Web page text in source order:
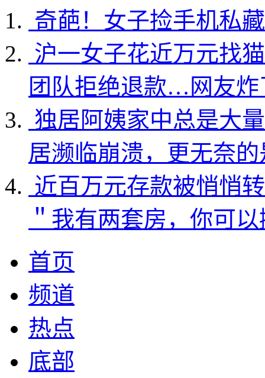
奇葩！女子捡手机私
沪一女子花近万元找
团队拒绝退款…网友炸
独居阿姨家中总是大
居濒临崩溃，更无奈
近百万元存款被悄悄
＂我有两套房，你可
首页
频道
热点
底部